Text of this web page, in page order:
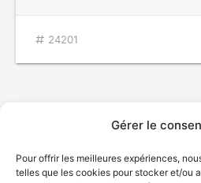
Gérer le
Pour offrir les meilleures expériences,
telles que les cookies pour stocker et/ou
24201